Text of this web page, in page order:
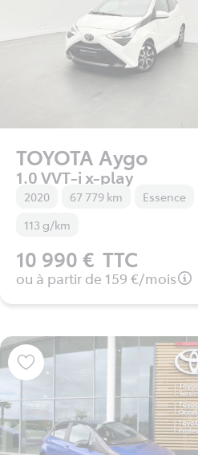
TOYOTA Aygo
1.0 VVT-i x-play
2020 67 779 km
Essence
113 g/km
10 990 € TTC
ou à partir de 159 €/mois